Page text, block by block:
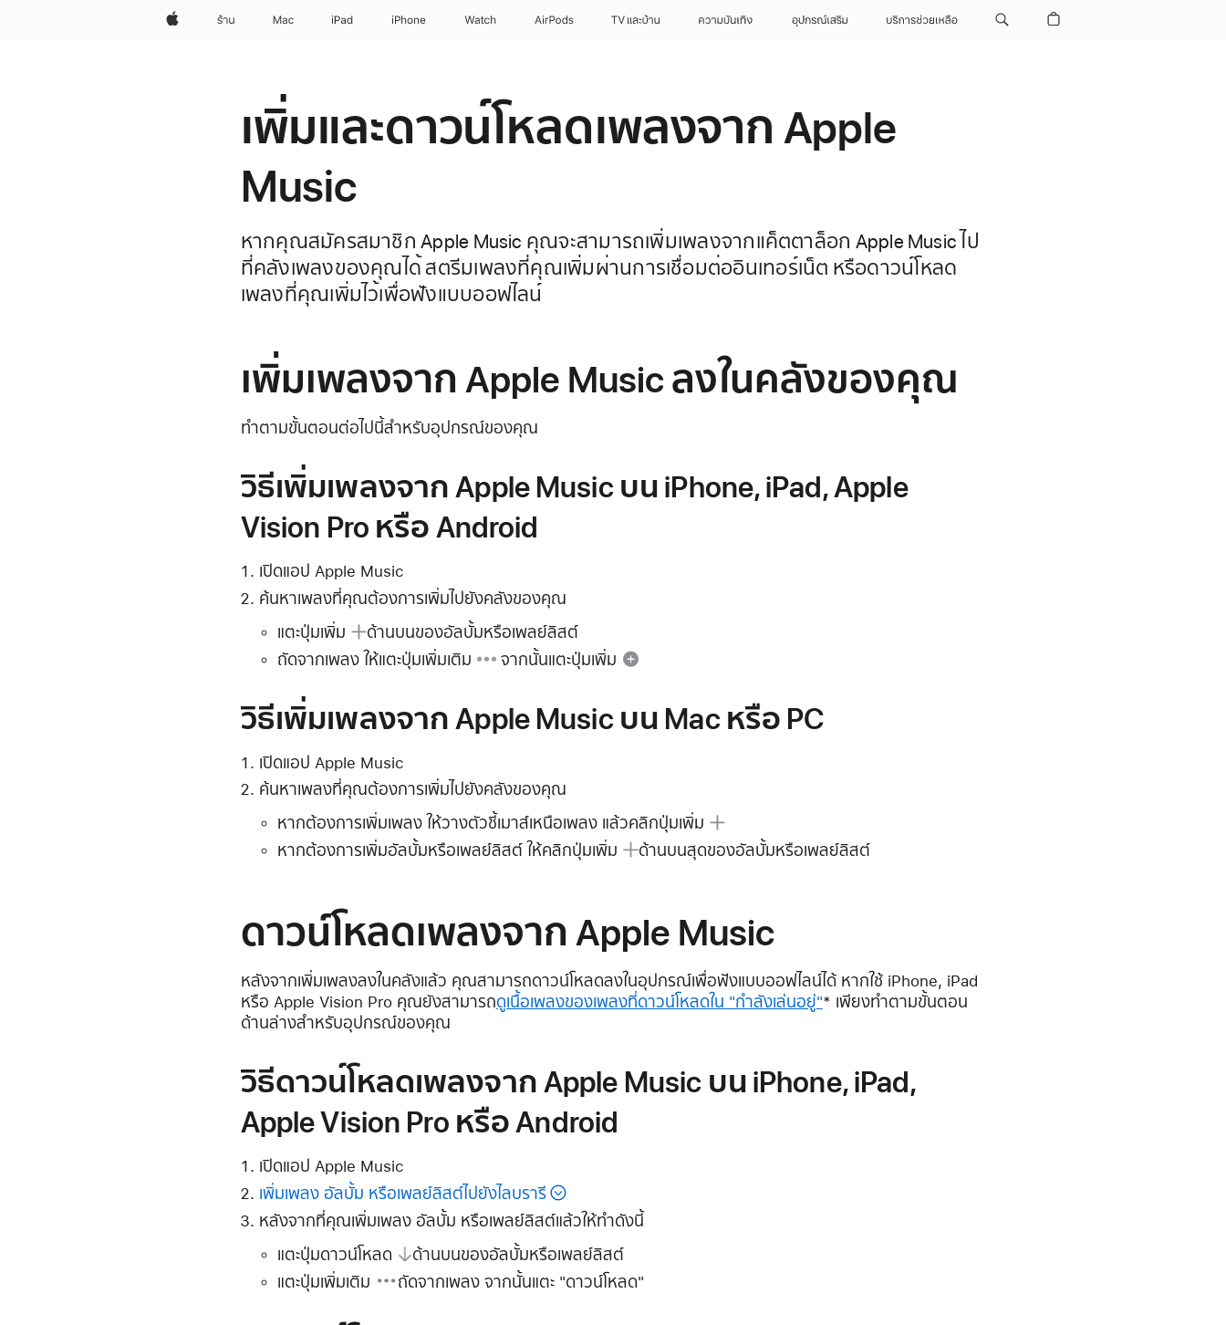
Appleร้าน Mac iPad iPhone Watch AirPods TV และบ้าน ความบันเทิง อุปกรณ์เสริม บริการช่วยเหลือ
เพิ่มและดาวน์โหลดเพลงจาก Apple
Music
หากคุณสมัครสมาชิก Apple Music คุณจะสามารถเพิ่มเพลงจากแค็ตตาล็อก Apple Music ไป
ที่คลังเพลงของคุณได้ สตรีมเพลงที่คุณเพิ่มผ่านการเชื่อมต่ออินเทอร์เน็ต หรือดาวน์โหลด
เพลงที่คุณเพิ่มไว้เพื่อฟังแบบออฟไลน์
เพิ่มเพลงจาก Apple Music ลงในคลังของคุณ
ทำตามขั้นตอนต่อไปนี้สำหรับอุปกรณ์ของคุณ
วิธีเพิ่มเพลงจาก Apple Music บน iPhone, iPad, Apple
Vision Pro หรือ Android
เปิดแอป Apple Music
ค้นหาเพลงที่คุณต้องการเพิ่มไปยังคลังของคุณ
แตะปุ่มเพิ่ม
ด้านบนของอัลบั้มหรือเพลย์ลิสต์
ถัดจากเพลง ให้แตะปุ่มเพิ่มเติม จากนั้นแตะปุ่มเพิ่ม
วิธีเพิ่มเพลงจาก Apple Music บน Mac หรือ PC
เปิดแอป Apple Music
ค้นหาเพลงที่คุณต้องการเพิ่มไปยังคลังของคุณ
หากต้องการเพิ่มเพลง ให้วางตัวชี้เมาส์เหนือเพลง แล้วคลิกปุ่มเพิ่ม
หากต้องการเพิ่มอัลบั้มหรือเพลย์ลิสต์ ให้คลิกปุ่มเพิ่ม ด้านบนสุดของอัลบั้มหรือเพลย์ลิสต์
ดาวน์โหลดเพลงจาก Apple Music
หลังจากเพิ่มเพลงลงในคลังแล้ว คุณสามารถดาวน์โหลดลงในอุปกรณ์เพื่อฟังแบบออฟไลน์ได้ หากใช้ iPhone, iPad
หรือ Apple Vision Pro คุณยังสามารถดูเนื้อเพลงของเพลงที่ดาวน์โหลดใน "กําลังเล่นอยู่"* เพียงทำตามขั้นตอน
ด้านล่างสำหรับอุปกรณ์ของคุณ
วิธีดาวน์โหลดเพลงจาก Apple Music บน iPhone, iPad,
Apple Vision Pro หรือ Android
เปิดแอป Apple Music
เพิ่มเพลง อัลบั้ม หรือเพลย์ลิสต์ไปยังไลบรารี
หลังจากที่คุณเพิ่มเพลง อัลบั้ม หรือเพลย์ลิสต์แล้วให้ทำดังนี้
แตะปุ่มดาวน์โหลด
ด้านบนของอัลบั้มหรือเพลย์ลิสต์
แตะปุ่มเพิ่มเติม ถัดจากเพลง จากนั้นแตะ "ดาวน์โหลด"